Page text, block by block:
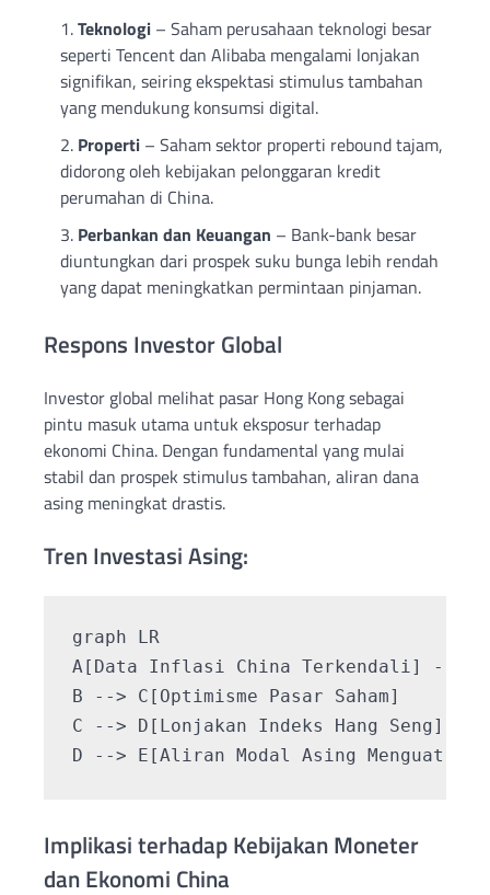
Teknologi – Saham perusahaan teknologi besar
seperti Tencent dan Alibaba mengalami lonjakan
signifikan, seiring ekspektasi stimulus tambahan
yang mendukung konsumsi digital.
Properti – Saham sektor properti rebound tajam,
didorong oleh kebijakan pelonggaran kredit
perumahan di China.
Perbankan dan Keuangan – Bank-bank besar
diuntungkan dari prospek suku bunga lebih rendah
yang dapat meningkatkan permintaan pinjaman.
Respons Investor Global
Investor global melihat pasar Hong Kong sebagai
pintu masuk utama untuk eksposur terhadap
ekonomi China. Dengan fundamental yang mulai
stabil dan prospek stimulus tambahan, aliran dana
asing meningkat drastis.
Tren Investasi Asing:
graph LR
A[Data Inflasi China Terkendali] -->
B --> C[Optimisme Pasar Saham]
C --> D[Lonjakan Indeks Hang Seng]
Implikasi terhadap Kebijakan Moneter
dan Ekonomi China